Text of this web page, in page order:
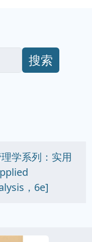
搜索
学系列：实用
，6e]